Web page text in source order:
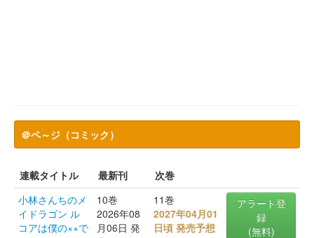
＠ペ～ジ（コミック）
連載タイトル 最新刊
次巻
小林さんちのメ
イドラゴン ル
コアは僕の××で
10巻
2026年08
月06日 発
11巻
2027年04月01
日頃 発売予想
アラート登
録
(無料)